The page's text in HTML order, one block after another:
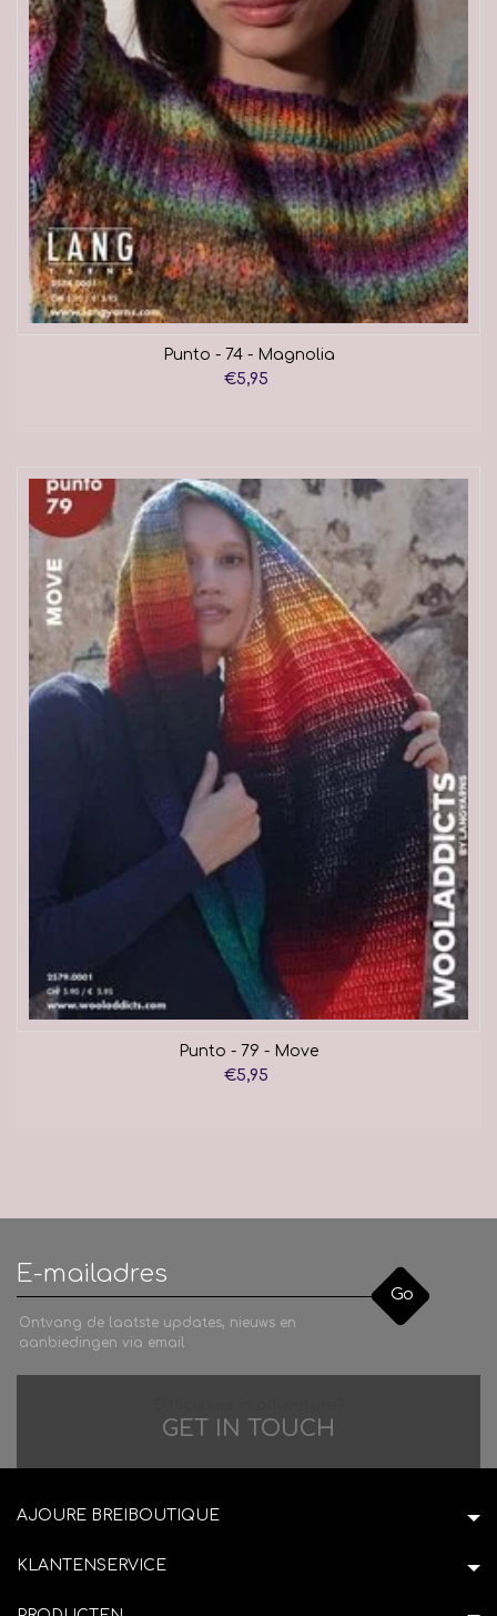
Punto - 74 - Magnolia
€5,95
Punto - 79 - Move
€5,95
Go
Ontvang de laatste updates, nieuws en
aanbiedingen via email
GET IN TOUCH
AJOURE BREIBOUTIQUE
KLANTENSERVICE